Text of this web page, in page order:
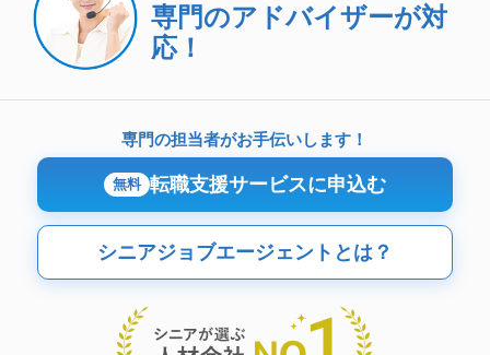
専門のアドバイザーが対
応！
専門の担当者がお手伝いします！
無料 転職支援サービスに申込む
シニアジョブエージェントとは？